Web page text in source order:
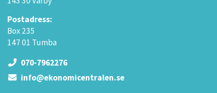
Postadress:
Box 235
147 01 Tumba
070-7962276
info@ekonomicentralen.se